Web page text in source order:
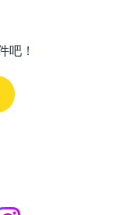
吧！